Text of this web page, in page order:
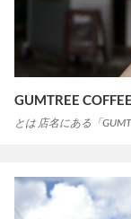
GUMTREE
とは 店名にある「